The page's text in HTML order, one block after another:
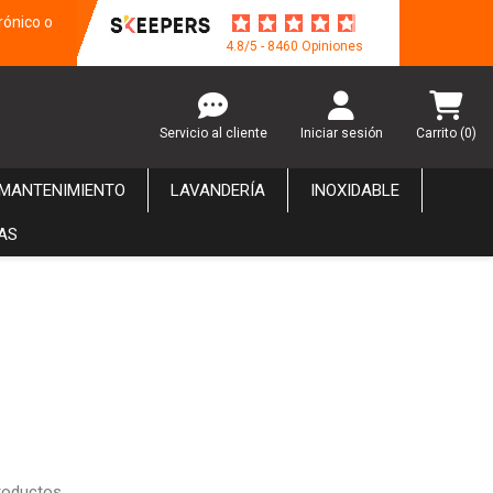
o
4.8/5 - 8460 Opiniones
Servicio al cliente Iniciar sesión Carrito (0)
LAVANDERÍA INOXIDABLE